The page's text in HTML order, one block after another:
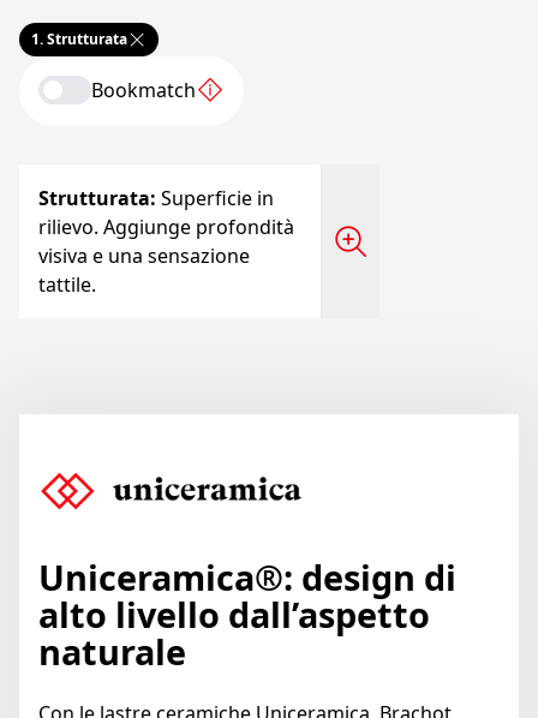
1.Strutturata
Bookmatch
Strutturata: Superficie in
rilievo. Aggiunge profondità
visiva e una sensazione
tattile.
Uniceramica®: design di
alto livello dall’aspetto
naturale